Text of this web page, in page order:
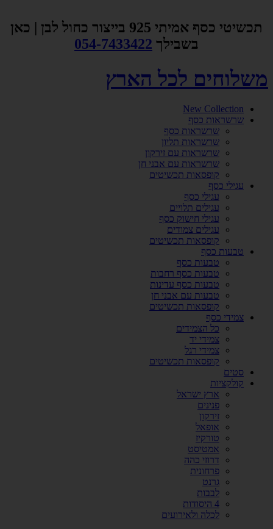
תכשיטי כסף אמיתי 925 בייצור כחול לבן | כאן
בשבילך 054-7433422
משלוחים לכל הארץ
New Collection
שרשראות כסף
שרשראות כסף
שרשראות תליון
שרשראות עם זירקון
שרשראות עם אבני חן
קופסאות תכשיטים
עגילי כסף
עגילי כסף
עגילים תלויים
עגילי חישוק כסף
עגילים צמודים
קופסאות תכשיטים
טבעות כסף
טבעות כסף
טבעות כסף רחבות
טבעות כסף עדינות
טבעות עם אבני חן
קופסאות תכשיטים
צמידי כסף
כל הצמידים
צמידי יד
צמידי רגל
קופסאות תכשיטים
סטים
קולקציות
ארץ ישראל
פנינים
זירקון
אופאל
טורקיז
אמטיסט
דרוזי כהה
פרחונית
גרנט
לבבות
4 היסודות
לכלה ולאירועים